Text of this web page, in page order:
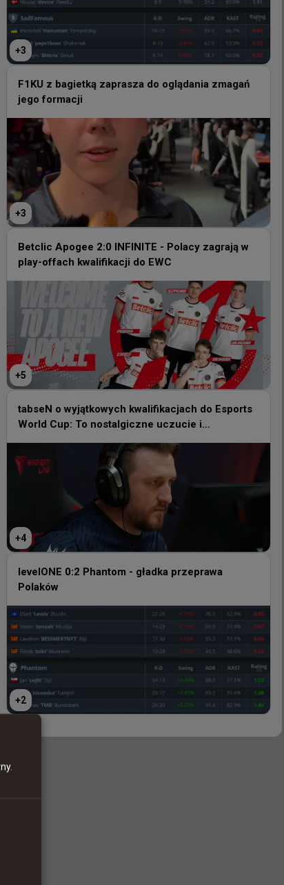
+3
F1KU z bagietką zaprasza do oglądania zmagań
jego formacji
+3
Betclic Apogee 2:0 INFINITE - Polacy zagrają w
+5
tabseN o wyjątkowych kwalifikacjach do Esports
World Cup: To nostalgiczne uczucie i
oldschoolowy klimat
levelONE 0:2 Phantom - gładka przeprawa
Polaków
+2
+3
F1KU z bagietką zaprasza do oglądania zmagań
jego formacji
+3
Betclic Apogee 2:0 INFINITE - Polacy zagrają w
play-offach kwalifikacji do EWC
+5
tabseN o wyjątkowych kwalifikacjach do Esports
World Cup: To nostalgiczne uczucie i
+4
levelONE 0:2 Phantom - gładka przeprawa
Polaków
+2